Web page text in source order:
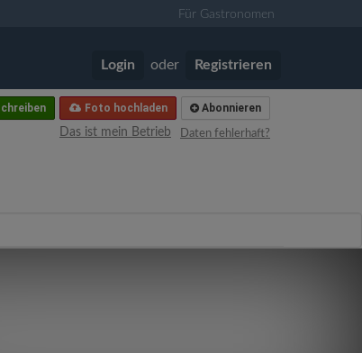
Für Gastronomen
Login oder Registrieren
Abonnieren
Foto hochladen
Daten fehlerhaft?
Das ist mein Betrieb